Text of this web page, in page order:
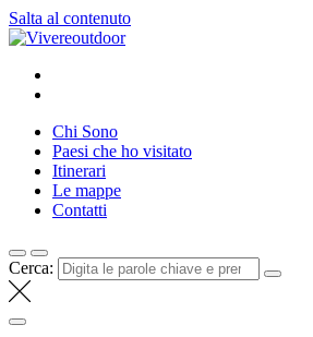
Salta al contenuto
Vivereoutdoor
Make every day an adventure
Chi Sono
Paesi che ho visitato
Itinerari
Le mappe
Contatti
Cerca: